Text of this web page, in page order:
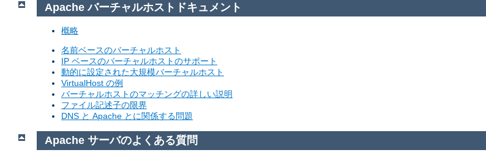
Apache バーチャルホストドキュメント
概略
名前ベースのバーチャルホスト
IP ベースのバーチャルホストのサポート
動的に設定された大規模バーチャルホスト
VirtualHost の例
バーチャルホストのマッチングの詳しい説明
ファイル記述子の限界
DNS と Apache とに関係する問題
Apache サーバのよくある質問